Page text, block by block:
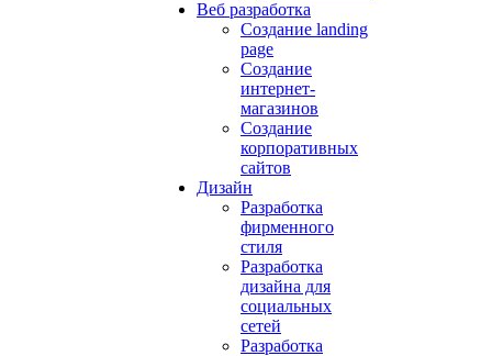
Веб разработка
Создание landing
page
Создание
интернет-
магазинов
Создание
корпоративных
сайтов
Дизайн
Разработка
фирменного
стиля
Разработка
дизайна для
социальных
сетей
Разработка